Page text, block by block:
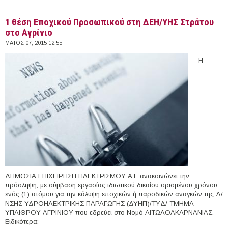
1 θέση Εποχικού Προσωπικού στη ΔΕΗ/ΥΗΣ Στράτου
στο Αγρίνιο
ΜΆΙΟΣ 07, 2015 12:55
Η
ΔΗΜΟΣΙΑ ΕΠΙΧΕΙΡΗΣΗ ΗΛΕΚΤΡΙΣΜΟΥ Α.Ε ανακοινώνει την
πρόσληψη, με σύμβαση εργασίας ιδιωτικού δικαίου ορισμένου χρόνου,
ενός (1) ατόμου για την κάλυψη εποχικών ή παροδικών αναγκών της Δ/
ΝΣΗΣ ΥΔΡΟΗΛΕΚΤΡΙΚΗΣ ΠΑΡΑΓΩΓΗΣ (ΔΥΗΠ)/TYΔ/ TMHMA
ΥΠΑΙΘΡΟΥ ΑΓΡΙΝΙΟΥ που εδρεύει στo Νομό ΑΙΤΩΛΟΑΚΑΡΝΑΝΙΑΣ.
Ειδικότερα: